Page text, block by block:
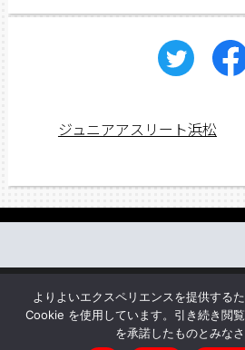
ジュニアアスリート浜松
お問い合わせ
Copyright © ジュニアアスリートプ
よりよいエクスペリエンスを提供する
Cookie を使用しています。引き続き閲
を承諾したものとみなさ